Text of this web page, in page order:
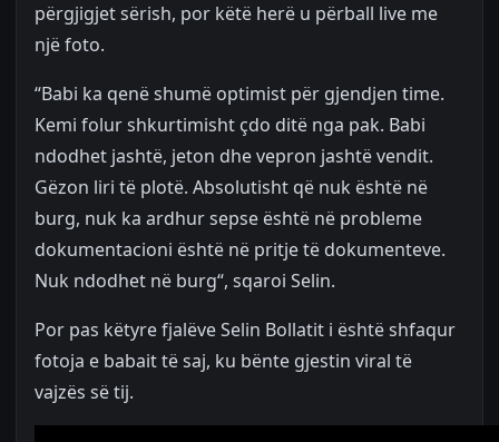
përgjigjet sërish, por këtë herë u përball live me
një foto.
“Babi ka qenë shumë optimist për gjendjen time.
Kemi folur shkurtimisht çdo ditë nga pak. Babi
ndodhet jashtë, jeton dhe vepron jashtë vendit.
Gëzon liri të plotë. Absolutisht që nuk është në
burg, nuk ka ardhur sepse është në probleme
dokumentacioni është në pritje të dokumenteve.
Nuk ndodhet në burg“, sqaroi Selin.
Por pas këtyre fjalëve Selin Bollatit i është shfaqur
fotoja e babait të saj, ku bënte gjestin viral të
vajzës së tij.